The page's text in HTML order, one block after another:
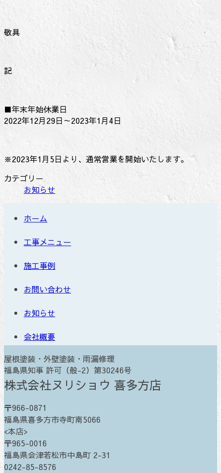
敬具
記
■年末年始休業日
2022年12月29日～2023年1月4日
※2023年1月5日より、通常営業を開始いたします。
カテゴリー
お知らせ
ホーム
工事メニュー
施工事例
お問い合わせ
お知らせ
会社概要
屋根塗装・外壁塗装・雨漏修理
福島県知事 許可（般-2）第30246号
株式会社ヌリショウ 喜多方店
〒966-0871
福島県喜多方市寺町南5066
<本店>
〒965-0016
福島県会津若松市中島町 2-31
0242-85-8576